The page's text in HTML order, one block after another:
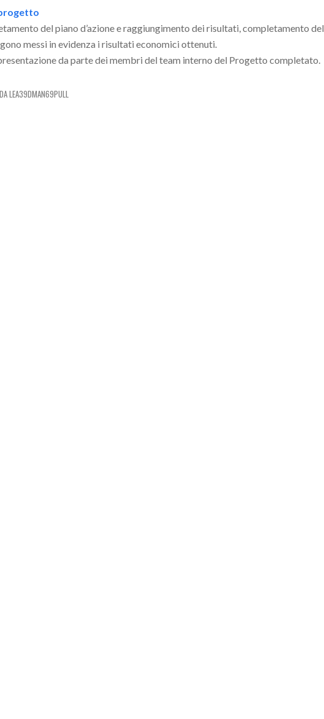
del piano d’azione e raggiungimento dei risultati, completamento del
messi in evidenza i risultati economici ottenuti.
da parte dei membri del team interno del Progetto completato.
DALEA39DMAN69PULL